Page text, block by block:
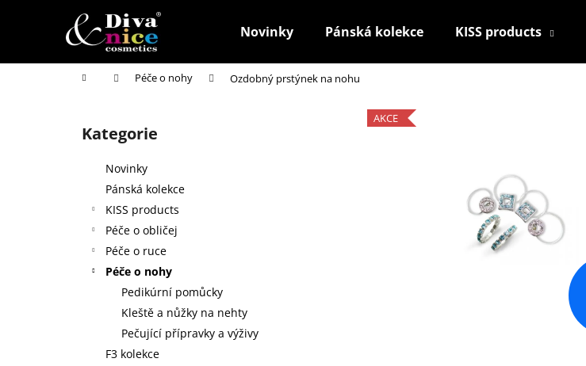
Novinky Pánská kolekce KISS products
Domů Péče o nohy Ozdobný prstýnek na nohu
Přeskočit
kategorie
Kategorie
Novinky
Pánská kolekce
KISS products
Péče o obličej
Péče o ruce
Péče o nohy
Pedikúrní pomůcky
Kleště a nůžky na nehty
Pečující přípravky a výživy
F3 kolekce
AKCE
í
Zpět
do
Zpět
do
Doporučujeme
HOUBIČKA NA MAKE-UP, KULATÁ